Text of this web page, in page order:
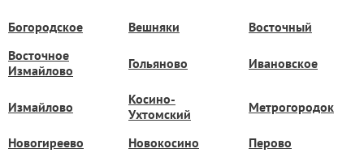
Богородское Вешняки
Восточный
Восточное
Измайлово
Гольяново Ивановское
Измайлово
Косино-
Ухтомский
Метрогородок
Новогиреево Новокосино Перово